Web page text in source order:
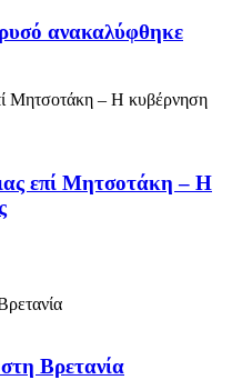
ανακαλύφθηκε
επί Μητσοτάκη – Η
Βρετανία